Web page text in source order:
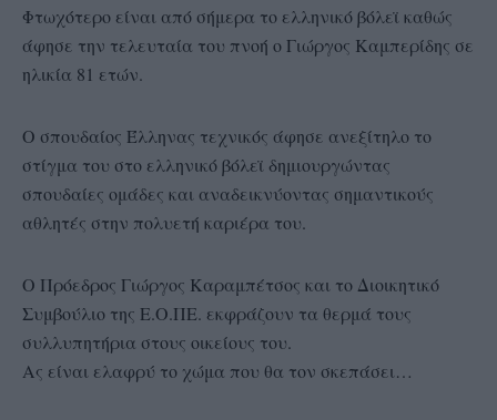
Φτωχότερο είναι από σήμερα το ελληνικό βόλεϊ καθώς
άφησε την τελευταία του πνοή ο Γιώργος Καμπερίδης σε
ηλικία 81 ετών.
Ο σπουδαίος Έλληνας τεχνικός άφησε ανεξίτηλο το
στίγμα του στο ελληνικό βόλεϊ δημιουργώντας
σπουδαίες ομάδες και αναδεικνύοντας σημαντικούς
αθλητές στην πολυετή καριέρα του.
Ο Πρόεδρος Γιώργος Καραμπέτσος και το Διοικητικό
Συμβούλιο της Ε.Ο.ΠΕ. εκφράζουν τα θερμά τους
συλλυπητήρια στους οικείους του.
Ας είναι ελαφρύ το χώμα που θα τον σκεπάσει…